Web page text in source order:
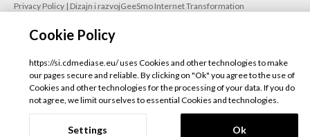
Privacy Policy | Dizajn i razvojGeeSmo Internet Transformation
Cookie Policy
https://si.cdmediase.eu/ uses Cookies and other technologies to make
our pages secure and reliable. By clicking on "Ok" you agree to the use of
Cookies and other technologies for the processing of your data. If you do
not agree, we limit ourselves to essential Cookies and technologies.
Settings Ok